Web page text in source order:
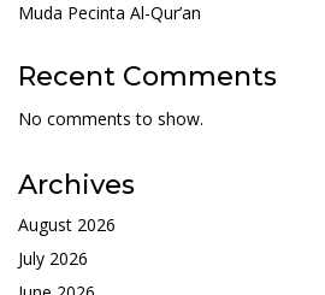
Muda Pecinta Al-Qur’an
Recent Comments
No comments to show.
Archives
August 2026
July 2026